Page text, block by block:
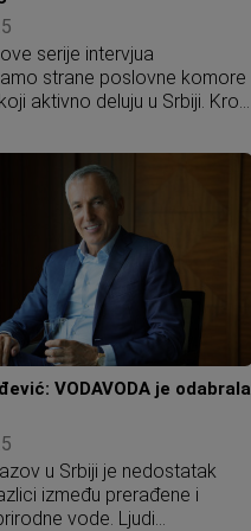
serije intervjua
strane poslovne komore
aktivno deluju u Srbiji. Kroz
kako podržavaju svoje
poslovnoj klimi i
ka međunarodnim
VODAVODA je odabrala
u Srbiji je nedostatak
između prerađene i
vode. Ljudi